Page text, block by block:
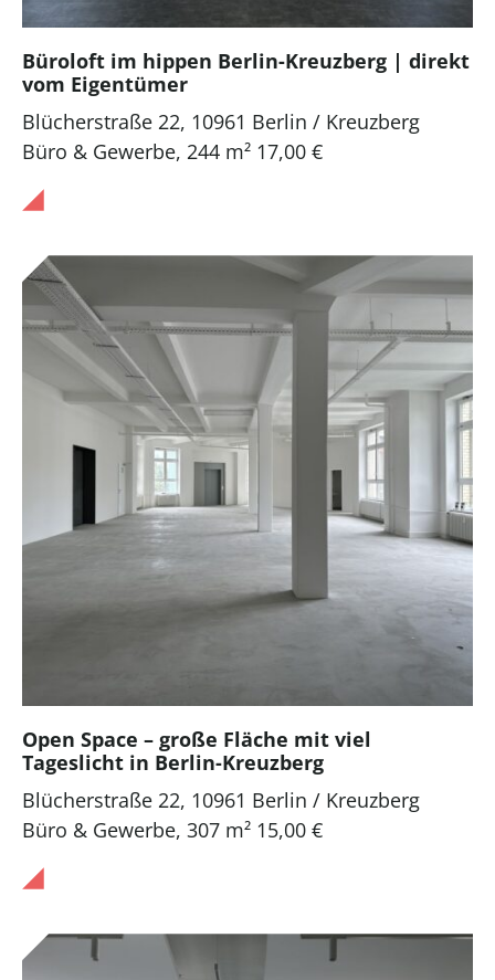
Büroloft im hippen Berlin-Kreuzberg | direkt
vom Eigentümer
Blücherstraße 22, 10961 Berlin / Kreuzberg
Büro & Gewerbe, 244 m² 17,00 €
Open Space – große Fläche mit viel
Tageslicht in Berlin-Kreuzberg
Blücherstraße 22, 10961 Berlin / Kreuzberg
Büro & Gewerbe, 307 m² 15,00 €